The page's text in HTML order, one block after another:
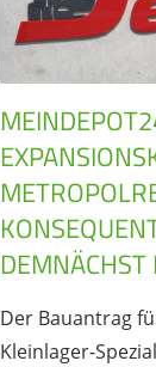
Der Bauantrag
Kleinlager-